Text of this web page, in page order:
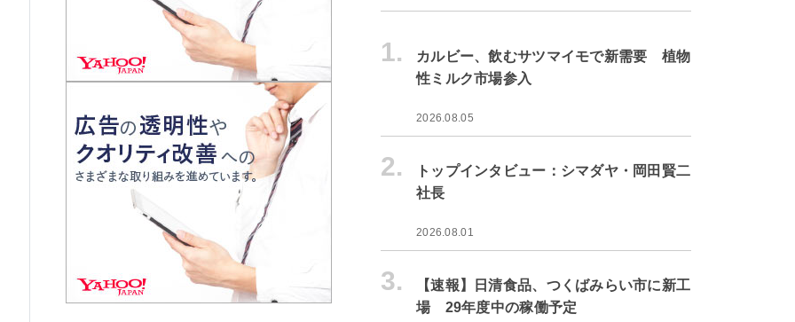
1.
カルビー、飲むサツマイモで新需要 植物
性ミルク市場参入
2026.08.05
2.
トップインタビュー：シマダヤ・岡田賢二
社長
2026.08.01
3.
【速報】日清食品、つくばみらい市に新工
場 29年度中の稼働予定